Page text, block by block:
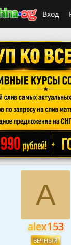
Вход
A
alex153
ВЕЧНЫЙ